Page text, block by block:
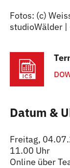
Fotos: (c)
studioWälder |
Datum &
Freitag,
11.00 Uhr
Online über